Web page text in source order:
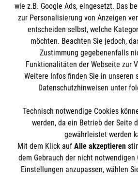
Gewerbesteuer befreit.
Medizinproduktesicherheit
Gemäß § 6 Abs. 1 MPBetreibV müssen
Gesundheitseinrichtungen einen
Medizinproduktesicherheit
Medizinproduktesicherheit auf der
Gesundheitseinrichtung bekannt
Beauftragten für
Rettungsdienst können Sie unter
wie z.B. Google Ads, eingesetzt. Das
zur Personalisierung von Anzeigen
entscheiden selbst, welche
möchten. Beachten Sie jedoch,
Zustimmung gegebenenfalls
Funktionalitäten der Webseite zur
Weitere Infos finden Sie in unseren
Datenschutzhinweisen unter
Technisch notwendige Cookies
werden, da ein Betrieb der Seite
gewährleistet werden
Mit dem Klick auf Alle akzeptieren
dem Gebrauch der nicht notwendigen
Einstellungen anzupassen, wählen